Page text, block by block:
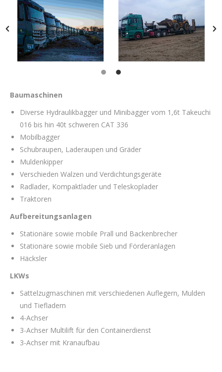
Baumaschinen
Diverse Hydraulikbagger und Minibagger vom 1,6t Takeuchi
016 bis hin 40t schweren CAT 336
Mobilbagger
Schubraupen, Laderaupen und Gräder
Muldenkipper
Verschieden Walzen und Verdichtungsgeräte
Radlader, Kompaktlader und Teleskoplader
Traktoren
Aufbereitungsanlagen
Stationäre sowie mobile Prall und Backenbrecher
Stationäre sowie mobile Sieb und Förderanlagen
Häcksler
LKWs
Sattelzugmaschinen mit verschiedenen Auflegern, Mulden
und Tiefladern
4-Achser
3-Achser Multilift für den Containerdienst
3-Achser mit Kranaufbau